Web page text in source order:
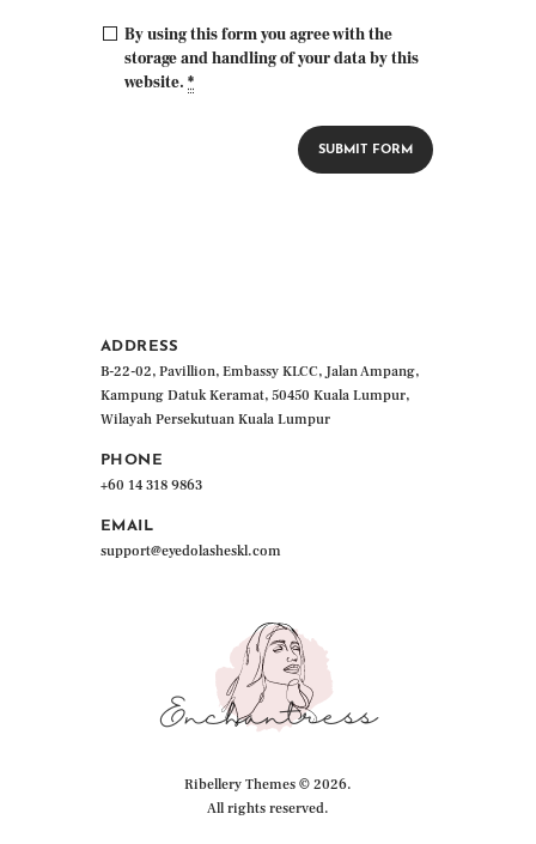
By using this form you agree with the
storage and handling of your data by this
website.*
ADDRESS
B-22-02, Pavillion, Embassy KLCC, Jalan Ampang,
Kampung Datuk Keramat, 50450 Kuala Lumpur,
Wilayah Persekutuan Kuala Lumpur
PHONE
+60 14 318 9863
EMAIL
support@eyedolasheskl.com
Ribellery Themes © 2026.
All rights reserved.